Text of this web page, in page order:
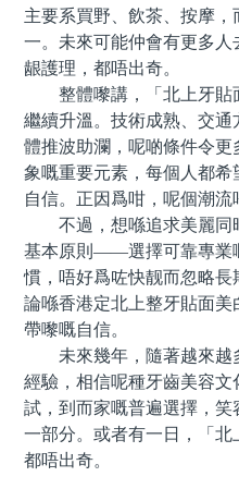
主要系買野、飲茶、按摩
一。未來可能仲會有更多
龈護理，都唔出奇。
整體嚟講，「北上牙貼
繼續升溫。技術成熟、交
體推波助瀾，呢啲條件令
象嘅重要元素，每個人都
自信。正因爲咁，呢個潮流
不過，想喺追求美麗同
基本原則——選擇可靠專業
慣，唔好爲咗快靓而忽略
論喺香港定北上整牙貼面
帶嚟嘅自信。
未來幾年，隨著越來越
經驗，相信呢種牙齒美容
試，到而家嘅普遍選擇，
一部分。或者有一日，「北
都唔出奇。